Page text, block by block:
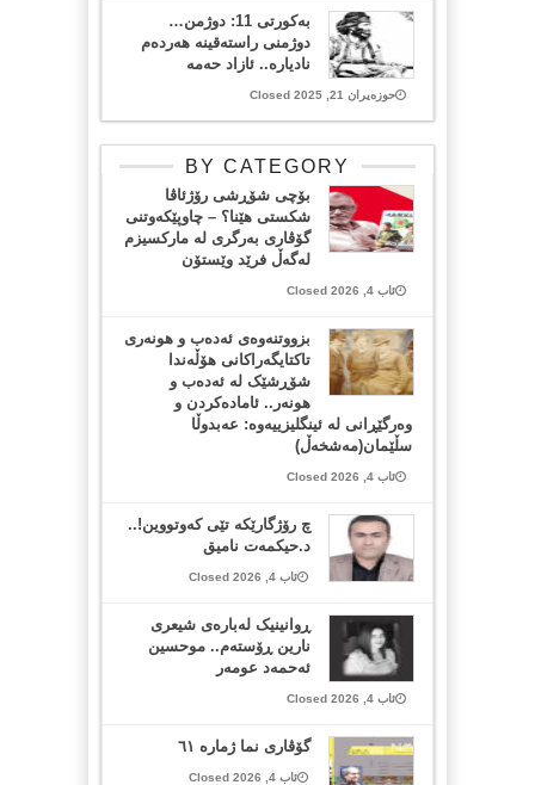
بەکورتی 11: دوژمن…
دوژمنی راستەقینە هەردەم
نادیارە.. ئازاد حەمە
حوزەیران 21, 2025 Closed
BY CATEGORY
بۆچی شۆڕشی رۆژئاڤا
شکستی هێنا؟ – چاوپێکەوتنی
گۆڤاری بەرگری لە مارکسیزم
لەگەڵ فرێد وێستۆن
ئاب 4, 2026 Closed
بزووتنەوەی ئەدەب و هونەری
تاکتایگەراکانی هۆڵەندا
شۆڕشێک لە ئەدەب و
هونەر.. ئامادەکردن و
وەرگێڕانی لە ئینگلیزییەوە: عەبدوڵا
سڵێمان(مەشخەڵ)
ئاب 4, 2026 Closed
چ رۆژگارێکە تێی کەوتووین!..
د.حیکمەت نامیق
ئاب 4, 2026 Closed
ڕوانینیک لەبارەى شیعرى
نارین ڕۆستەم.. موحسین
ئەحمەد عومەر
ئاب 4, 2026 Closed
گۆڤاری نما ژمارە ٦١
ئاب 4, 2026 Closed